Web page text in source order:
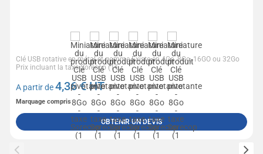
Clé USB rotative en métal et gomme Existe en 4Go, 8Go, 16GO ou 32Go
Prix incluant la taxe Sorecop (1€...
A partir de4,36€ HT
Marquage compris
OBTENIR UN DEVIS